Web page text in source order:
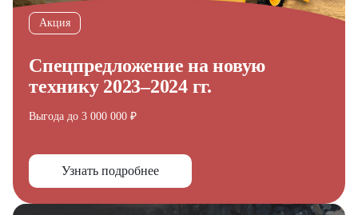
Акция
Спецпредложение на новую
технику 2023–2024 гг.
Выгода до 3 000 000 ₽
Узнать подробнее
Получите выгодное
предложение на спецтехнику
из наличия!
персональную подборку моделей и лучшие условия
покупки